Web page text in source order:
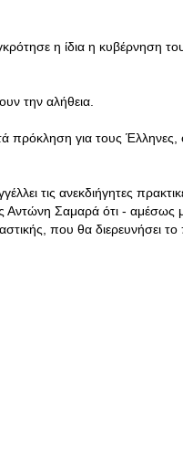
η ίδια η κυβέρνηση
την αλήθεια.
πρόκληση για τους Έλληνες,
τις ανεκδιήγητες
Σαμαρά ότι - αμέσως
που θα διερευνήσει